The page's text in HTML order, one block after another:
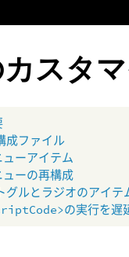
スタ
成ファイル
ューアイテム
ューの再構成
グルとラジオのアイテ
の実行を遅